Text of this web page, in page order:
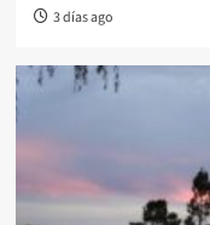
3 días ago